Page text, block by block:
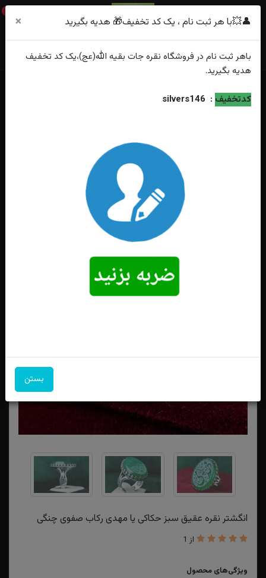
0
خانه
فهرست محصولات
انگشتر نقره عقیق سبز حکاکی یا مهدی رکاب صفوی چنگی
انگشتر نقره عقیق سبز حکاکی یا مهدی رکاب صفوی چنگی
از 1
ویژگی‌های محصول
👤💥با هر ثبت نام ، یک کد تخفیف🎁 هدیه بگیرید ×
باهر ثبت نام در فروشگاه نقره جات بقیه الله(عج)،یک کد تخفیف
هدیه بگیرید.
کدتخفیف :
silvers146
بستن